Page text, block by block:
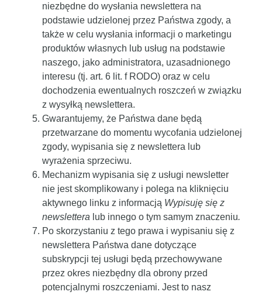
niezbędne do wysłania newslettera na
podstawie udzielonej przez Państwa zgody, a
także w celu wysłania informacji o marketingu
produktów własnych lub usług na podstawie
naszego, jako administratora, uzasadnionego
interesu (tj. art. 6 lit. f RODO) oraz w celu
dochodzenia ewentualnych roszczeń w związku
z wysyłką newslettera.
Gwarantujemy, że Państwa dane będą
przetwarzane do momentu wycofania udzielonej
zgody, wypisania się z newslettera lub
wyrażenia sprzeciwu.
Mechanizm wypisania się z usługi newsletter
nie jest skomplikowany i polega na kliknięciu
aktywnego linku z informacją Wypisuję się z
newslettera lub innego o tym samym znaczeniu.
Po skorzystaniu z tego prawa i wypisaniu się z
newslettera Państwa dane dotyczące
subskrypcji tej usługi będą przechowywane
przez okres niezbędny dla obrony przed
potencjalnymi roszczeniami. Jest to nasz